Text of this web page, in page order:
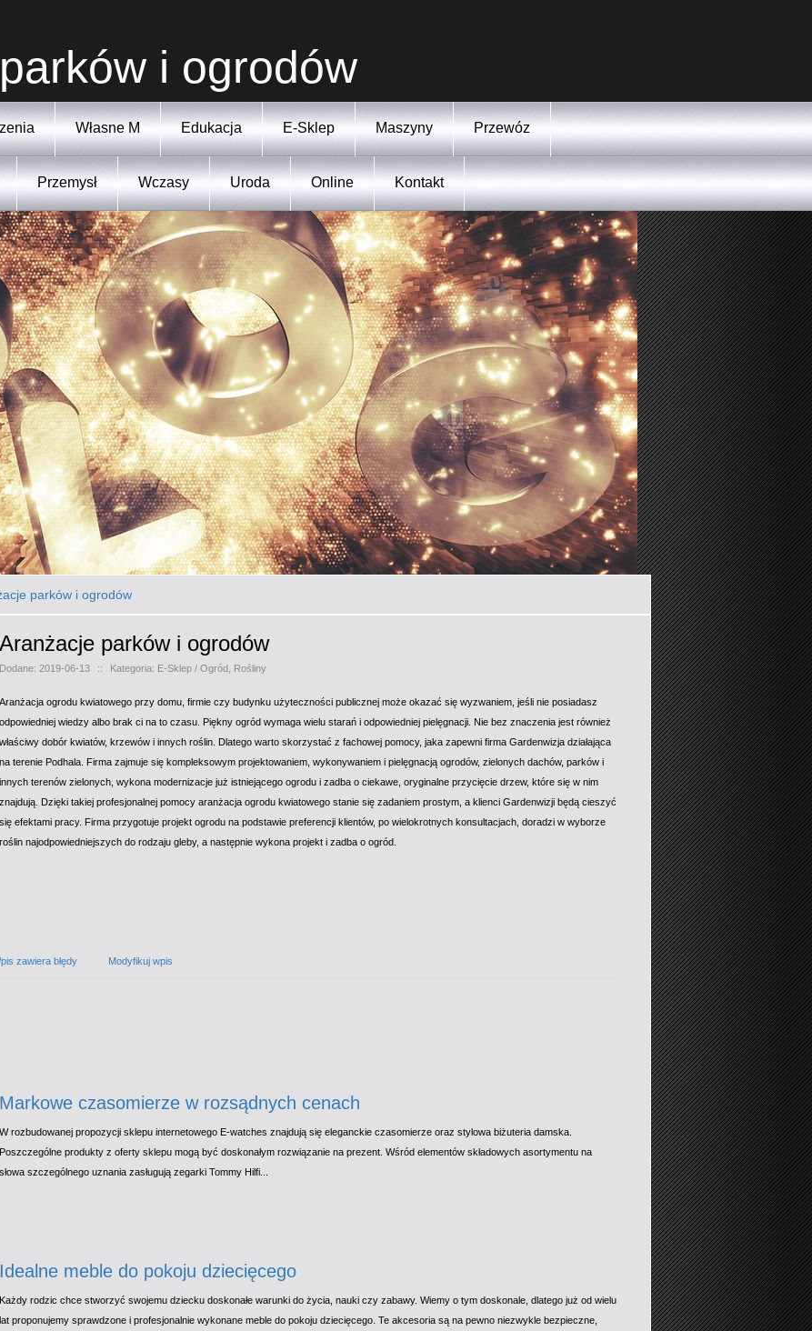
i ogrodów
Własne M Edukacja E-Sklep Maszyny Przewóz
Przemysł Wczasy Uroda Online Kontakt
parków i ogrodów
Aranżacje parków i ogrodów
Dodane: 2019-06-13 :: Kategoria: E-Sklep / Ogród, Rośliny
Aranżacja ogrodu kwiatowego przy domu, firmie czy budynku użyteczności publicznej może okazać się wyzwaniem, jeśli nie posiadasz
odpowiedniej wiedzy albo brak ci na to czasu. Piękny ogród wymaga wielu starań i odpowiedniej pielęgnacji. Nie bez znaczenia jest również
właściwy dobór kwiatów, krzewów i innych roślin. Dlatego warto skorzystać z fachowej pomocy, jaka zapewni firma Gardenwizja działająca
na terenie Podhala. Firma zajmuje się kompleksowym projektowaniem, wykonywaniem i pielęgnacją ogrodów, zielonych dachów, parków i
innych terenów zielonych, wykona modernizacje już istniejącego ogrodu i zadba o ciekawe, oryginalne przycięcie drzew, które się w nim
znajdują. Dzięki takiej profesjonalnej pomocy aranżacja ogrodu kwiatowego stanie się zadaniem prostym, a klienci Gardenwizji będą cieszyć
się efektami pracy. Firma przygotuje projekt ogrodu na podstawie preferencji klientów, po wielokrotnych konsultacjach, doradzi w wyborze
roślin najodpowiedniejszych do rodzaju gleby, a następnie wykona projekt i zadba o ogród.
zawiera błędy Modyfikuj wpis
Markowe czasomierze w rozsądnych cenach
W rozbudowanej propozycji sklepu internetowego E-watches znajdują się eleganckie czasomierze oraz stylowa biżuteria damska.
Poszczególne produkty z oferty sklepu mogą być doskonałym rozwiązanie na prezent. Wśród elementów składowych asortymentu na
słowa szczególnego uznania zasługują zegarki Tommy Hilfi...
Idealne meble do pokoju dziecięcego
Każdy rodzic chce stworzyć swojemu dziecku doskonałe warunki do życia, nauki czy zabawy. Wiemy o tym doskonale, dlatego już od wielu
lat proponujemy sprawdzone i profesjonalnie wykonane meble do pokoju dziecięcego. Te akcesoria są na pewno niezwykle bezpieczne,